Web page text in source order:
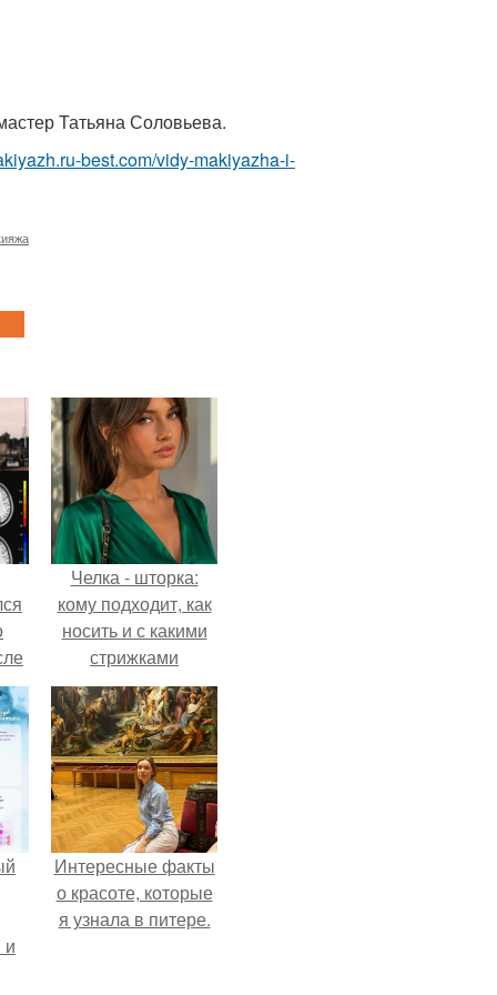
Татьяна Соловьева.
best.com/vidy-makiyazha-i-
Челка - шторка:
кому подходит, как
носить и с какими
стрижками
сочетать.
и
Интересные факты
о красоте, которые
я узнала в питере.